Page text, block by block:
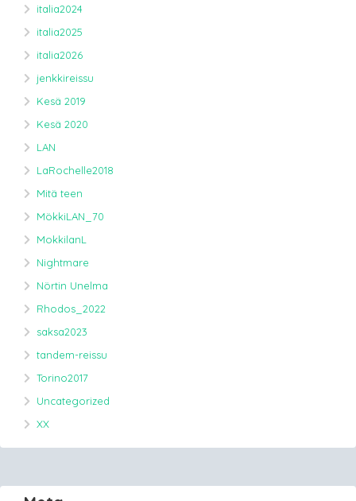
italia2024
italia2025
italia2026
jenkkireissu
Kesä 2019
Kesä 2020
LAN
LaRochelle2018
Mitä teen
MökkiLAN_70
MokkilanL
Nightmare
Nörtin Unelma
Rhodos_2022
saksa2023
tandem-reissu
Torino2017
Uncategorized
XX